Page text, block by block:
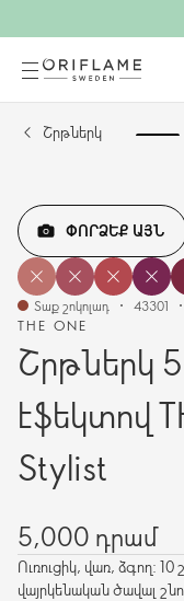
Շրթներկ
THE ONE
Շրթներկ
էֆեկտով
Stylist
ՓՈՐՁԵՔ ԱՅՆ
Տաք շոկոլադ 43301
5,000 դրամ
Ուռուցիկ, վառ, ձգող:
վայրկենական ծավալ